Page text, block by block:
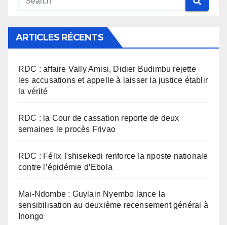
ARTICLES RÉCENTS
RDC : affaire Vally Amisi, Didier Budimbu rejette
les accusations et appelle à laisser la justice établir
la vérité
RDC : la Cour de cassation reporte de deux
semaines le procès Frivao
RDC : Félix Tshisekedi renforce la riposte nationale
contre l’épidémie d’Ebola
Mai-Ndombe : Guylain Nyembo lance la
sensibilisation au deuxième recensement général à
Inongo